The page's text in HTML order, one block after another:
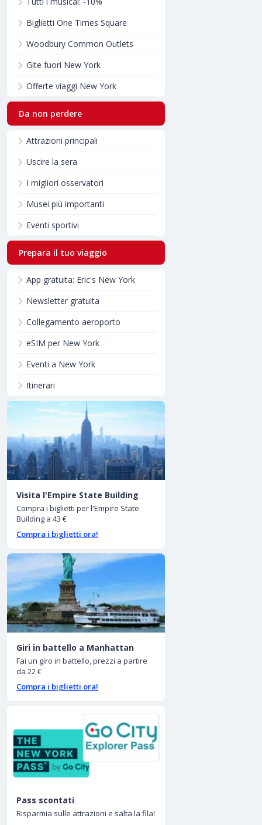
Biglietti One Times Square
Woodbury Common Outlets
Gite fuori New York
Offerte viaggi New York
Da non perdere
Attrazioni principali
Uscire la sera
I migliori osservatori
Musei più importanti
Eventi sportivi
Prepara il tuo viaggio
App gratuita: Eric's New York
Newsletter gratuita
Collegamento aeroporto
eSIM per New York
Eventi a New York
Itinerari
Visita l'Empire State Building
Compra i biglietti per l'Empire State
Building a 43 €
Compra i biglietti ora!
Giri in battello a Manhattan
Fai un giro in battello, prezzi a partire
da 22 €
Compra i biglietti ora!
Pass scontati
Risparmia sulle attrazioni e salta la fila!